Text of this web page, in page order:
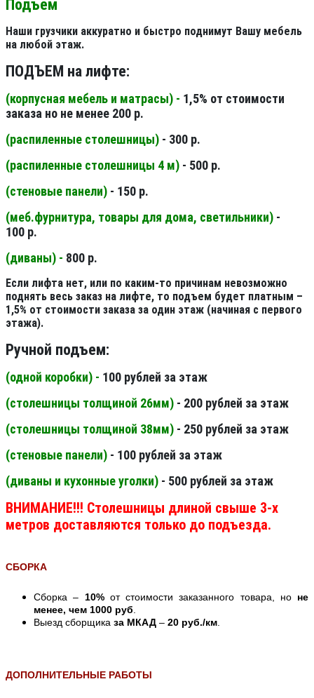
Подъем
Наши грузчики аккуратно и быстро поднимут Вашу мебель
на любой этаж.
ПОДЪЕМ на лифте:
(корпусная мебель и матрасы) - 1,5% от стоимости
заказа но не менее 200 р.
(распиленные столешницы) - 300 р.
(распиленные столешницы 4 м) - 500 р.
(стеновые панели) - 150 р.
(меб.фурнитура, товары для дома, светильники) -
100 р.
(диваны) - 800 р.
Если лифта нет, или по каким-то причинам невозможно
поднять весь заказ на лифте, то подъем будет платным –
1,5% от стоимости заказа за один этаж (начиная с первого
этажа).
Ручной подъем:
(одной коробки) - 100 рублей за этаж
(столешницы толщиной 26мм) - 200 рублей за этаж
(столешницы толщиной 38мм) - 250 рублей за этаж
(стеновые панели) - 100 рублей за этаж
(диваны и кухонные уголки) - 500 рублей за этаж
ВНИМАНИЕ!!! Столешницы длиной свыше 3-х
метров доставляются только до подъезда.
СБОРКА
Сборка – 10%от стоимости заказанного товара, но не
менее, чем 1000 руб
Выезд сборщика за МКАД – 20 руб./км
ДОПОЛНИТЕЛЬНЫЕ РАБОТЫ